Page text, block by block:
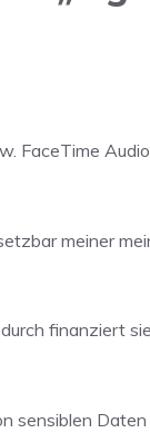
FaceTime Audio
meiner
finanziert
sensiblen